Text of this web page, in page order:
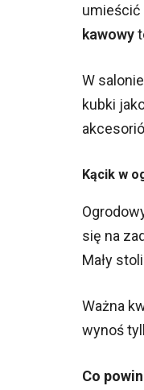
umieścić
kawowy
W
kubki
Kącik w
się na
Mały
Ważna
wynoś
Co